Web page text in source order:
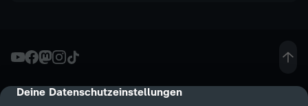
cmp-dialog-description
Deine Datenschutzeinstellungen
F
l